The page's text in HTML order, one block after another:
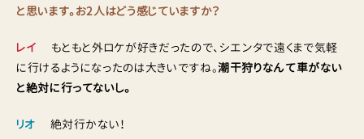
と思います。お2人はどう感じていますか？
レイ もともと外ロケが好きだったので、シエンタで遠くまで気軽
に行けるようになったのは大きいですね。潮干狩りなんて車がない
と絶対に行ってないし。
リオ 絶対行かない！